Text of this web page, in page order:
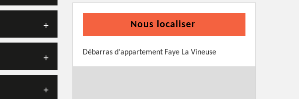
Nous localiser
Débarras d'appartement Faye La Vineuse